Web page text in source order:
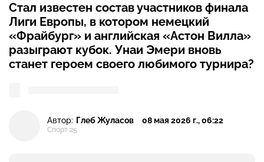
Стал известен состав участников финала
Лиги Европы, в котором немецкий
«Фрайбург» и английская «Астон Вилла»
разыграют кубок. Унаи Эмери вновь
станет героем своего любимого турнира?
Автор: Глеб Жуласов
Спорт 25
08 мая 2026 г., 06:22